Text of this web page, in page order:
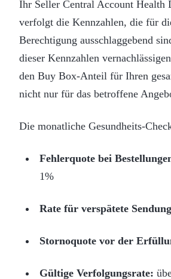
Ihr Seller Central Account Health
verfolgt die Kennzahlen, die für
Berechtigung ausschlaggebend
dieser Kennzahlen
den Buy Box-Anteil für Ihren
nicht nur für das betroffene
Die monatliche Gesundheits-
Fehlerquote bei
1%
Rate für verspätete
Stornoquote vor der
Gültige Verfolgungsrate: